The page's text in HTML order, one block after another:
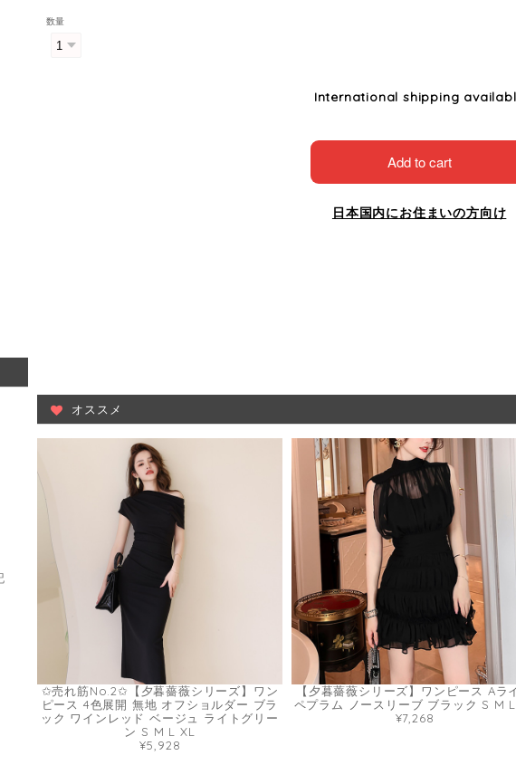
数量
International shipping
Add to cart
日本国内にお住まいの方向け
オススメ
✩売れ筋No.2✩【夕暮薔薇シリーズ】ワン
ピース 4色展開 無地 オフショルダー ブラ
ック ワインレッド ベージュ ライトグリー
ン S M L XL
¥5,928
【夕暮薔薇シリーズ】ワンピース Aラ
ペプラム ノースリーブ ブラック S M
¥7,268